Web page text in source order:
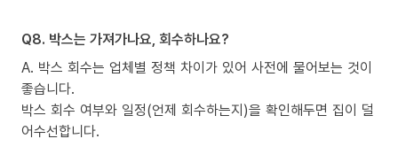
Q8. 박스는 가져가나요, 회수하나요?
A. 박스 회수는 업체별 정책 차이가 있어 사전에 물어보는 것이
좋습니다.
박스 회수 여부와 일정(언제 회수하는지)을 확인해두면 집이 덜
어수선합니다.